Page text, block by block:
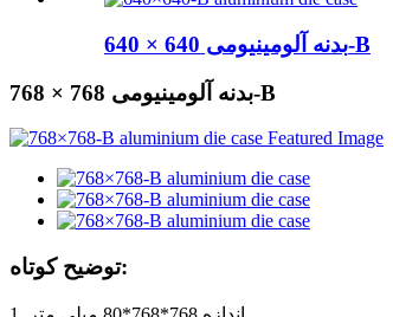
بدنه آلومینیومی 640 × 640-B
بدنه آلومینیومی 768 × 768-B
توضیح کوتاه: